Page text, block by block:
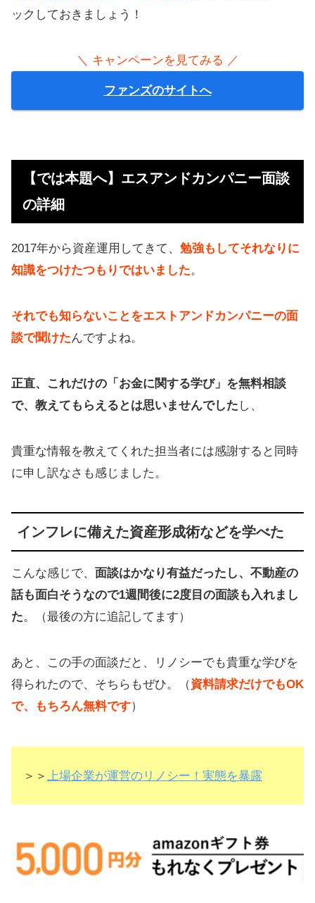
ックしておきましょう！
＼ キャンペーンを見てみる ／
ファンズのサイトへ
【では本題へ】エスアンドカンパニー面談
の詳細
2017年から資産運用してきて、 勉強もしてそれなりに
知識をつけたつもりではいました。
それでも知らないことをエストアンドカンパニーの面
談で聞けたんですよね。
正直、これだけの「お金に関する学び」を無料相談
で、教えてもらえるとは思いませんでした し、
貴重な情報を教えてくれた担当者には感謝すると同時
に申し訳なさも感じました。
インフレに備えた資産形成術などを学べた
こんな感じで、 面談はかなり有益だったし、不動産の
話も面白そうなので1週間後に2度目の面談も入れまし
た。（最後の方に追記してます）
あと、この手の面談だと、リノシーでも貴重な学びを
得られたので、そちらもぜひ。（資料請求だけでもOK
で、もちろん無料です）
＞＞ 上場企業が運営のリノシー！実態を暴露